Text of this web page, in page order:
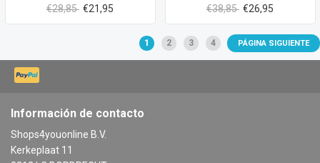
€28,85 €21,95 €38,85 €26,95
1 2 3 4 PÁGINA SIGUIENTE
Información de contacto
Shops4youonline B.V.
Kerkeplaat 11